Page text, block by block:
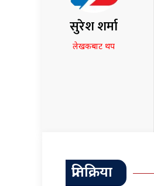
सुरेश शर्मा
लेखकबाट थप
प्रतिक्रिया